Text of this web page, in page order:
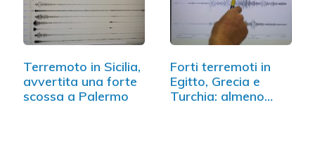
Terremoto in Sicilia,
avvertita una forte
scossa a Palermo
Forti terremoti in
Egitto, Grecia e
Turchia: almeno…